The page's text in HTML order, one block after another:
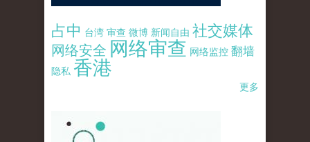
占中 台湾 审查 微博 新闻自由 社交媒体
网络安全 网络审查 网络监控 翻墙
隐私 香港
更多
pao-pao-banner-mirror-site-120814.jpg